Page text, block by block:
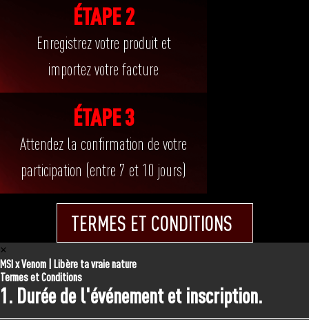
ÉTAPE 2
Enregistrez votre produit et
importez votre facture
ÉTAPE 3
Attendez la confirmation de votre
participation (entre 7 et 10 jours)
TERMES ET CONDITIONS
×
MSI x Venom | Libère ta vraie nature
Termes et Conditions
1. Durée de l'événement et inscription.